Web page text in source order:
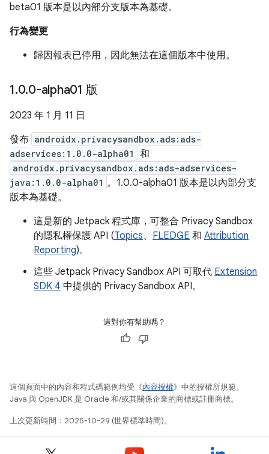
beta01 版本是以內部分支版本為基礎。
行為變更
歸因報表已停用，因此無法在這個版本中使用。
1.0.0-alpha01 版
2023 年 1 月 11 日
發布 androidx.privacysandbox.ads:ads-
adservices:1.0.0-alpha01
和
androidx.privacysandbox.ads:ads-adservices-
java:1.0.0-alpha01 。1.0.0-alpha01 版本是以內部分支
版本為基礎。
這是新的 Jetpack 程式庫，可整合 Privacy Sandbox
的隱私權保護 API (Topics、 FLEDGE 和 Attribution
Reporting)。
這些 Jetpack Privacy Sandbox API 可取代 Extension
SDK 4 中提供的 Privacy Sandbox API。
這對你有幫助嗎？
這個頁面中的內容和程式碼範例均受《內容授權》中的授權所規範。
Java 與 OpenJDK 是 Oracle 和/或其關係企業的商標或註冊商標。
上次更新時間：2025-10-29 (世界標準時間)。